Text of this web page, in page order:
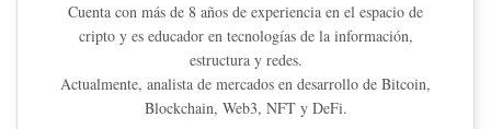
Cuenta con más de 8 años de experiencia en el espacio de
cripto y es educador en tecnologías de la información,
estructura y redes.
Actualmente, analista de mercados en desarrollo de Bitcoin,
Blockchain, Web3, NFT y DeFi.